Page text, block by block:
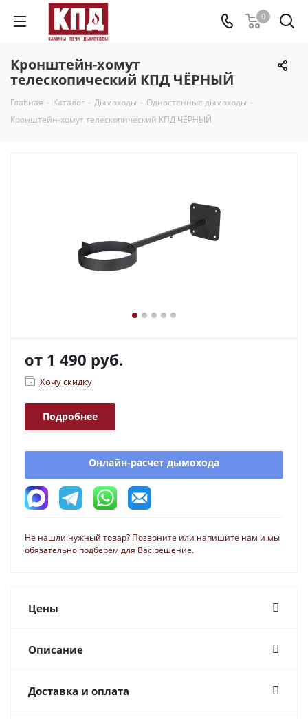
0
Кронштейн-хомут
телескопический КПД ЧЁРНЫЙ
Главная - Каталог - Дымоходы - Одностенные дымоходы -
Кронштейн-хомут телескопический КПД ЧЁРНЫЙ
от 1 490 руб.
Хочу скидку
Подробнее
Онлайн-расчет дымохода
Не нашли нужный товар? Позвоните или напишите нам и мы
обязательно подберем для Вас решение.
Цены
Описание
Доставка и оплата